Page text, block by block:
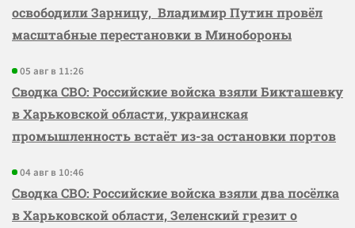
освободили Зарницу, Владимир Путин провёл
масштабные перестановки в Минобороны
05 авг в 11:26
Сводка СВО: Российские войска взяли Бикташевку
в Харьковской области, украинская
промышленность встаёт из-за остановки портов
04 авг в 10:46
Сводка СВО: Российские войска взяли два посёлка
в Харьковской области, Зеленский грезит о